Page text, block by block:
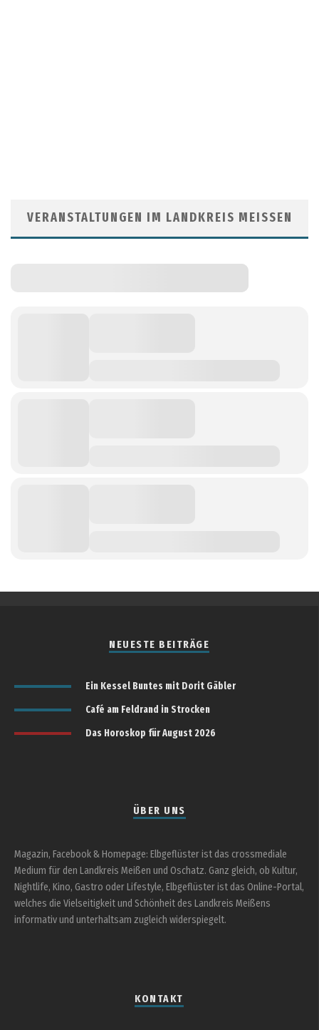
VERANSTALTUNGEN IM LANDKREIS MEISSEN
NEUESTE BEITRÄGE
Ein Kessel Buntes mit Dorit Gäbler
Café am Feldrand in Strocken
Das Horoskop für August 2026
ÜBER UNS
Magazin, Facebook & Homepage: Elbgeflüster ist das crossmediale
Medium für den Landkreis Meißen und Oschatz. Ganz gleich, ob Kultur,
Nightlife, Kino, Gastro oder Lifestyle, Elbgeflüster ist das Online-Portal,
welches die Vielseitigkeit und Schönheit des Landkreis Meißens
informativ und unterhaltsam zugleich widerspiegelt.
KONTAKT